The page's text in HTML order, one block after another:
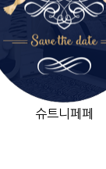
슈트니페페